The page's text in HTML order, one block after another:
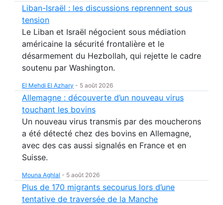
Liban-Israël : les discussions reprennent sous
tension
Le Liban et Israël négocient sous médiation
américaine la sécurité frontalière et le
désarmement du Hezbollah, qui rejette le cadre
soutenu par Washington.
El Mehdi El Azhary - 5 août 2026
Allemagne : découverte d’un nouveau virus
touchant les bovins
Un nouveau virus transmis par des moucherons
a été détecté chez des bovins en Allemagne,
avec des cas aussi signalés en France et en
Suisse.
Mouna Aghlal - 5 août 2026
Plus de 170 migrants secourus lors d’une
tentative de traversée de la Manche